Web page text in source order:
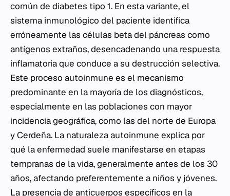
común de diabetes tipo 1. En esta variante, el
sistema inmunológico del paciente identifica
erróneamente las células beta del páncreas como
antígenos extraños, desencadenando una respuesta
inflamatoria que conduce a su destrucción selectiva.
Este proceso autoinmune es el mecanismo
predominante en la mayoría de los diagnósticos,
especialmente en las poblaciones con mayor
incidencia geográfica, como las del norte de Europa
y Cerdeña. La naturaleza autoinmune explica por
qué la enfermedad suele manifestarse en etapas
tempranas de la vida, generalmente antes de los 30
años, afectando preferentemente a niños y jóvenes.
La presencia de anticuerpos específicos en la